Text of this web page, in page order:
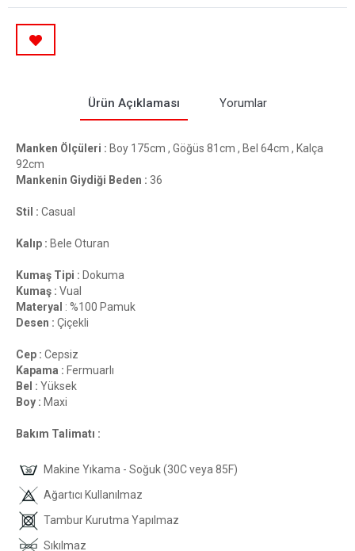
Ürün Açıklaması Yorumlar
Manken Ölçüleri : Boy 175cm , Göğüs 81cm , Bel 64cm , Kalça
92cm
Mankenin Giydiği Beden : 36
Stil : Casual
Kalıp : Bele Oturan
Kumaş Tipi : Dokuma
Kumaş : Vual
Materyal : %100 Pamuk
Desen : Çiçekli
Cep : Cepsiz
Kapama : Fermuarlı
Bel : Yüksek
Boy : Maxi
Bakım Talimatı :
Makine Yıkama - Soğuk (30C veya 85F)
Ağartıcı Kullanılmaz
Tambur Kurutma Yapılmaz
Sıkılmaz